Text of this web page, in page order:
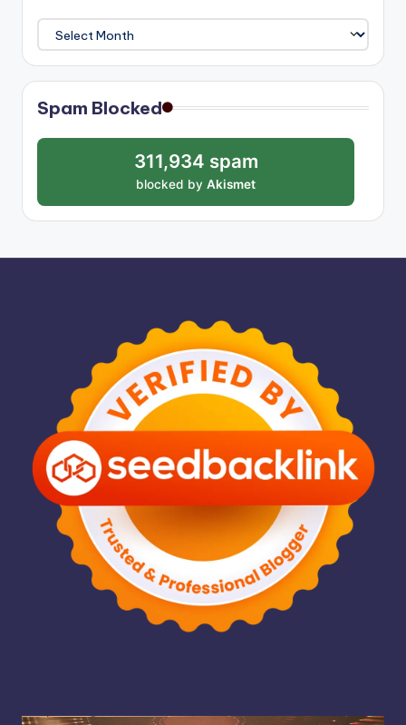
Archives
Spam Blocked
311,934 spam
blocked by Akismet